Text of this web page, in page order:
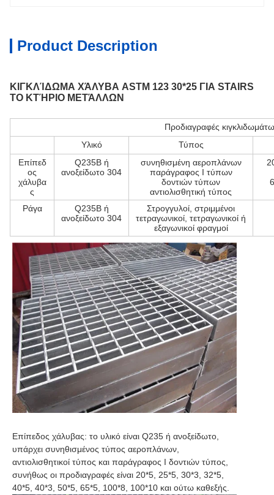
Product Description
ΚΙΓΚΛΊΔΩΜΑ ΧΆΛΥΒΑ ASTM 123 30*25 ΓΙΑ STAIRS
ΤΟ ΚΤΉΡΙΟ ΜΕΤΆΛΛΩΝ
Προδιαγραφές
Υλικό
Τύπος
Επίπεδ
ος
χάλυβα
ς
Q235B ή
ανοξείδωτο 304
συνηθισμένη αεροπλάνων
παράγραφος Ι τύπων
δοντιών τύπων
αντιολισθητική τύπος
Ράγα
Q235B ή
ανοξείδωτο 304
Στρογγυλοί, στριμμένοι
τετραγωνικοί, τετραγωνικοί ή
εξαγωνικοί φραγμοί
Επίπεδος χάλυβας: το υλικό είναι Q235 ή ανοξείδωτο,
υπάρχει συνηθισμένος τύπος αεροπλάνων,
αντιολισθητικοί τύπος και παράγραφος Ι δοντιών τύπος,
συνήθως οι προδιαγραφές είναι 20*5, 25*5, 30*3, 32*5,
40*5, 40*3, 50*5, 65*5, 100*8, 100*10 και ούτω καθεξής.